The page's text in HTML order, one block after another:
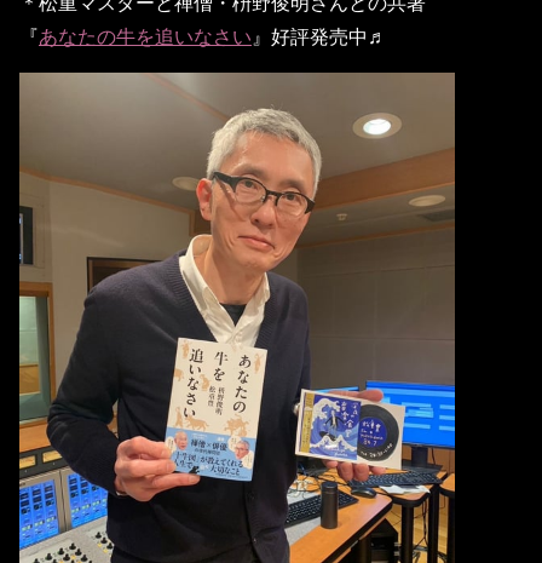
『あなたの牛を追いなさい』 好評発売中♬